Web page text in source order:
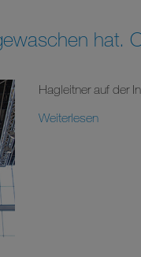
hat.
Hagleitner auf der
Weiterlesen